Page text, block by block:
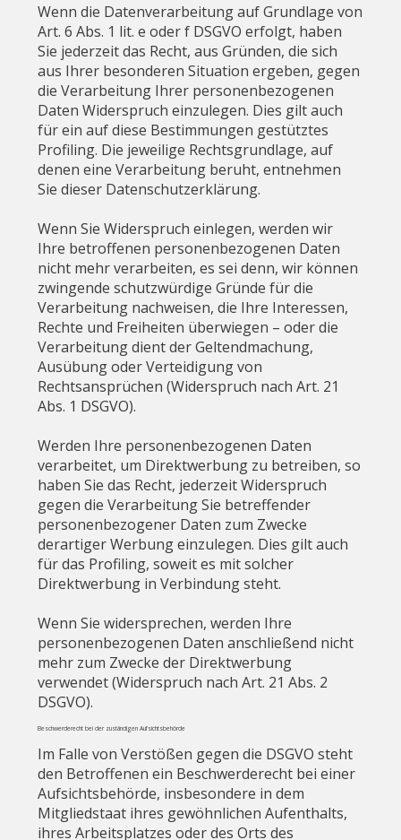
Wenn die Datenverarbeitung auf Grundlage von
Art. 6 Abs. 1 lit. e oder f DSGVO erfolgt, haben
Sie jederzeit das Recht, aus Gründen, die sich
aus Ihrer besonderen Situation ergeben, gegen
die Verarbeitung Ihrer personenbezogenen
Daten Widerspruch einzulegen. Dies gilt auch
für ein auf diese Bestimmungen gestütztes
Profiling. Die jeweilige Rechtsgrundlage, auf
denen eine Verarbeitung beruht, entnehmen
Sie dieser Datenschutzerklärung.
Wenn Sie Widerspruch einlegen, werden wir
Ihre betroffenen personenbezogenen Daten
nicht mehr verarbeiten, es sei denn, wir können
zwingende schutzwürdige Gründe für die
Verarbeitung nachweisen, die Ihre Interessen,
Rechte und Freiheiten überwiegen – oder die
Verarbeitung dient der Geltendmachung,
Ausübung oder Verteidigung von
Rechtsansprüchen (Widerspruch nach Art. 21
Abs. 1 DSGVO).
Werden Ihre personenbezogenen Daten
verarbeitet, um Direktwerbung zu betreiben, so
haben Sie das Recht, jederzeit Widerspruch
gegen die Verarbeitung Sie betreffender
personenbezogener Daten zum Zwecke
derartiger Werbung einzulegen. Dies gilt auch
für das Profiling, soweit es mit solcher
Direktwerbung in Verbindung steht.
Wenn Sie widersprechen, werden Ihre
personenbezogenen Daten anschließend nicht
mehr zum Zwecke der Direktwerbung
verwendet (Widerspruch nach Art. 21 Abs. 2
DSGVO).
Beschwerderecht bei der zuständigen Aufsichtsbehörde
Im Falle von Verstößen gegen die DSGVO steht
den Betroffenen ein Beschwerderecht bei einer
Aufsichtsbehörde, insbesondere in dem
Mitgliedstaat ihres gewöhnlichen Aufenthalts,
ihres Arbeitsplatzes oder des Orts des